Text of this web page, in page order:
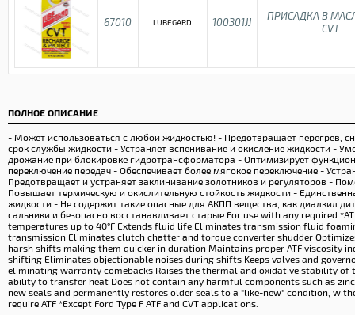
67010 LUBEGARD 100301JJ
ПРИСАДКА В
CVT
ПОЛНОЕ ОПИСАНИЕ
- Может использоваться с любой жидкостью! - Предотвращает перегрев,
срок службы жидкости - Устраняет вспенивание и окисление жидкости -
дрожание при блокировке гидротрансформатора - Оптимизирует
переключение передач - Обеспечивает более мягокое переключение -
Предотвращает и устраняет заклинивание золотников и регуляторов -
Повышает термическую и окислительную стойкость жидкости -
жидкости - Не содержит такие опасные для АКПП вещества, как диалкил
сальники и безопасно восстанавливает старые For use with any required
temperatures up to 40°F Extends fluid life Eliminates transmission fluid
transmission Eliminates clutch chatter and torque converter shudder
harsh shifts making them quicker in duration Maintains proper ATF viscosity
shifting Eliminates objectionable noises during shifts Keeps valves and
eliminating warranty comebacks Raises the thermal and oxidative stability
ability to transfer heat Does not contain any harmful components such as
new seals and permanently restores older seals to a "like-new" condition,
require ATF *Except Ford Type F ATF and CVT applications.